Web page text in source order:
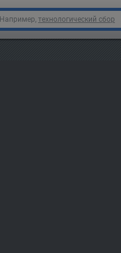
Например, технологический сбор